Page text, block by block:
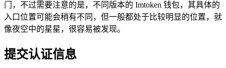
门，不过需要注意的是，不同版本的 Imtoken 钱包，其具体的
入口位置可能会稍有不同，但一般都处于比较明显的位置，就
像夜空中的星星，很容易被发现。
提交认证信息